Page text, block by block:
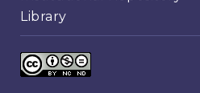
Library